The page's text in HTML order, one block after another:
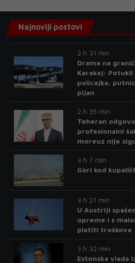
Najnoviji postovi
2 h 31 min
Drama na
Karakaj:
policajka,
pijan
2 h 35 min
Teheran
profesionalni
moreuz nije
3 h 7 min
Gori kod
3 h 21 min
U Austriji
opreme i s
platiti troškove
3 h 32 min
Estonska vlada